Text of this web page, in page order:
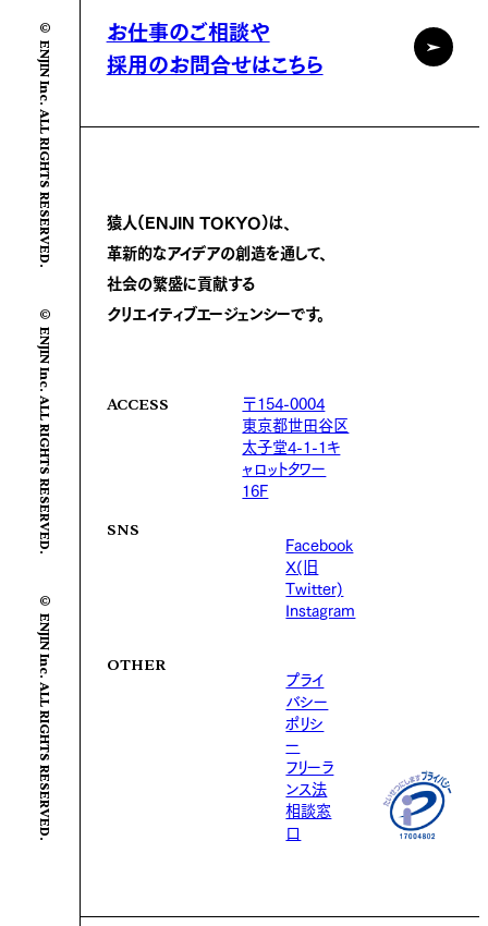
© ENJIN Inc. ALL RIGHTS RESERVED.
© ENJIN Inc. ALL RIGHTS RESERVED.
© ENJIN Inc. ALL RIGHTS RESERVED.
お仕事のご相談や
採用のお問合せはこちら
猿人(ENJIN TOKYO)は、
革新的なアイデアの創造を通して、
社会の繁盛に貢献する
クリエイティブエージェンシーです。
ACCESS
〒154-0004
東京都世田谷区
太子堂4-1-1キ
ャロットタワー
16F
SNS
Facebook
X(旧
Twitter)
Instagram
OTHER
プライ
バシー
ポリシ
ー
フリーラ
ンス法
相談窓
口